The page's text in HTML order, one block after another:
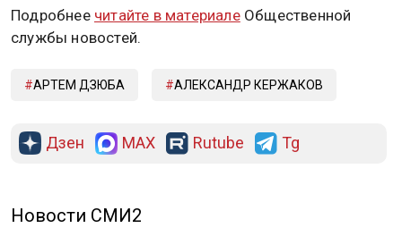
Подробнее читайте в материалеОбщественной
службы новостей.
АРТЕМ ДЗЮБА АЛЕКСАНДР КЕРЖАКОВ
Дзен MAX Rutube Tg
Новости СМИ2